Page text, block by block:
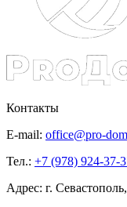
Контакты
E-mail: office@pro-
Тел.: +7 (978) 924-37-
Адрес: г.